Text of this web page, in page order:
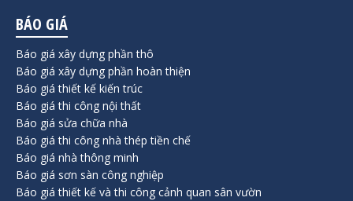
BÁO GIÁ
Báo giá xây dựng phần thô
Báo giá xây dựng phần hoàn thiện
Báo giá thiết kế kiến trúc
Báo giá thi công nội thất
Báo giá sửa chữa nhà
Báo giá thi công nhà thép tiền chế
Báo giá nhà thông minh
Báo giá sơn sàn công nghiệp
Báo giá thiết kế và thi công cảnh quan sân vườn